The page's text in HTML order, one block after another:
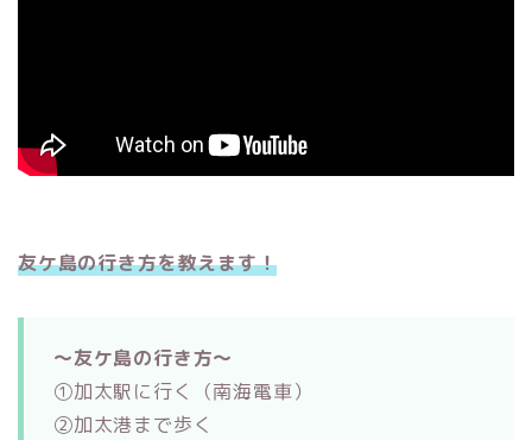
友ケ島の行き方を教えます！
～友ケ島の行き方～
①加太駅に行く（南海電車）
②加太港まで歩く